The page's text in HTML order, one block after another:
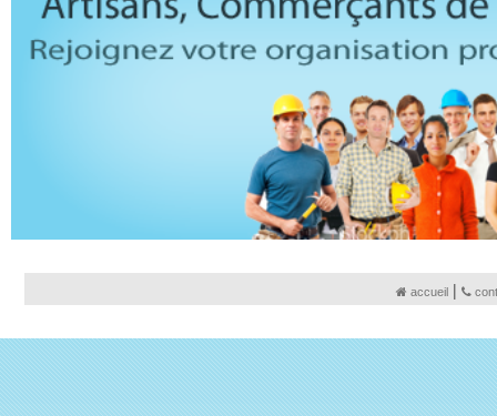
accueil|